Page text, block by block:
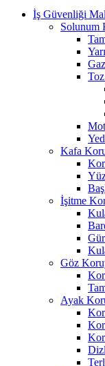
İş Güvenliği
Solunum
Kafa
İşitme
Göz
Ayak